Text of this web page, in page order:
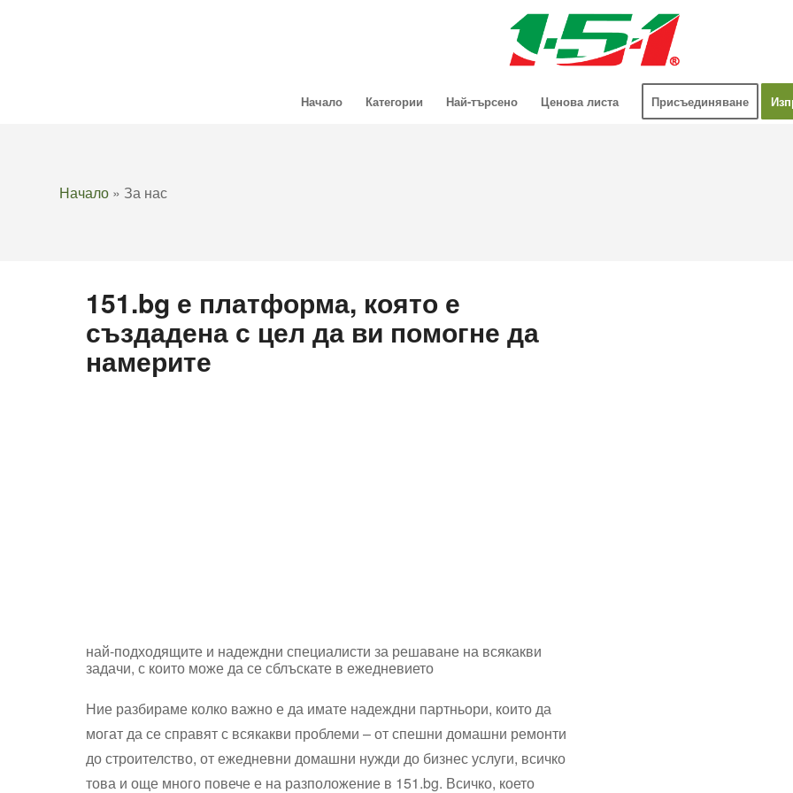
Начало Категории Най-търсено Ценова листа Присъединяване
Начало » За нас
151.bg е платформа, която е
създадена с цел да ви помогне да
намерите
най-подходящите и надеждни специалисти за решаване на всякакви
задачи, с които може да се сблъскате в ежедневието
Ние разбираме колко важно е да имате надеждни партньори, които да
могат да се справят с всякакви проблеми – от спешни домашни ремонти
до строителство, от ежедневни домашни нужди до бизнес услуги, всичко
това и още много повече е на разположение в 151.bg. Всичко, което